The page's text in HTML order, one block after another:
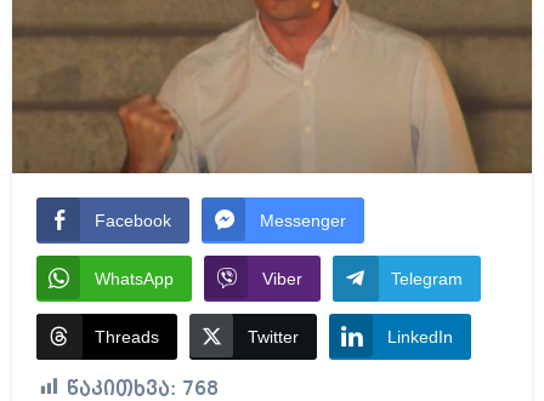
Facebook Messenger
WhatsApp Viber Telegram
Threads Twitter LinkedIn
წაკითხვა: 768